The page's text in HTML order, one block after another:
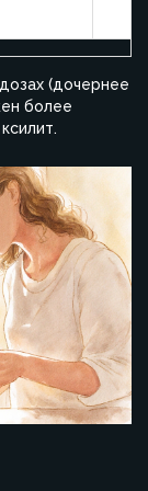
(дочернее
более